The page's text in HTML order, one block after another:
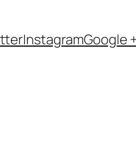
InstagramGoogle